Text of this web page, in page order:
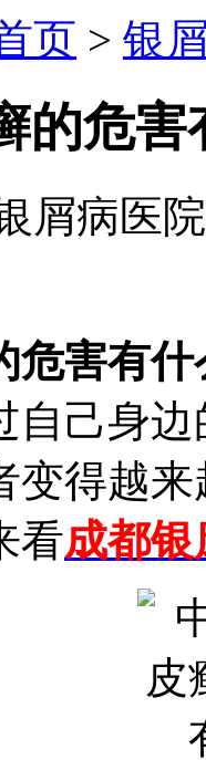
页 > 银
的危害
屑病医
危害有什
自己身
变得越
看成都